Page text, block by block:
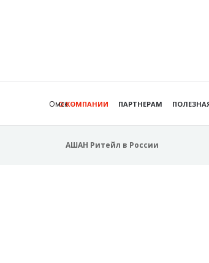
ОмскО КОМПАНИИ ПАРТНЕРАМ
АШАН Ритейл в России